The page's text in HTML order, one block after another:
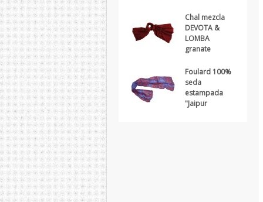
Chal mezcla
DEVOTA &
LOMBA
granate
Foulard 100%
seda
estampada
"Jaipur